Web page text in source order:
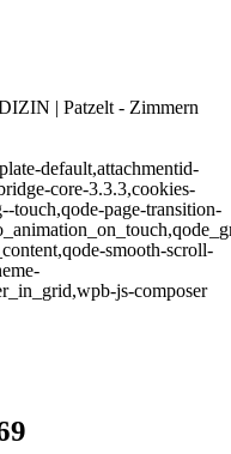
| Patzelt - Zimmern
default,attachmentid-
core-3.3.3,cookies-
touch,qode-page-transition-
smooth-scroll-
js-composer